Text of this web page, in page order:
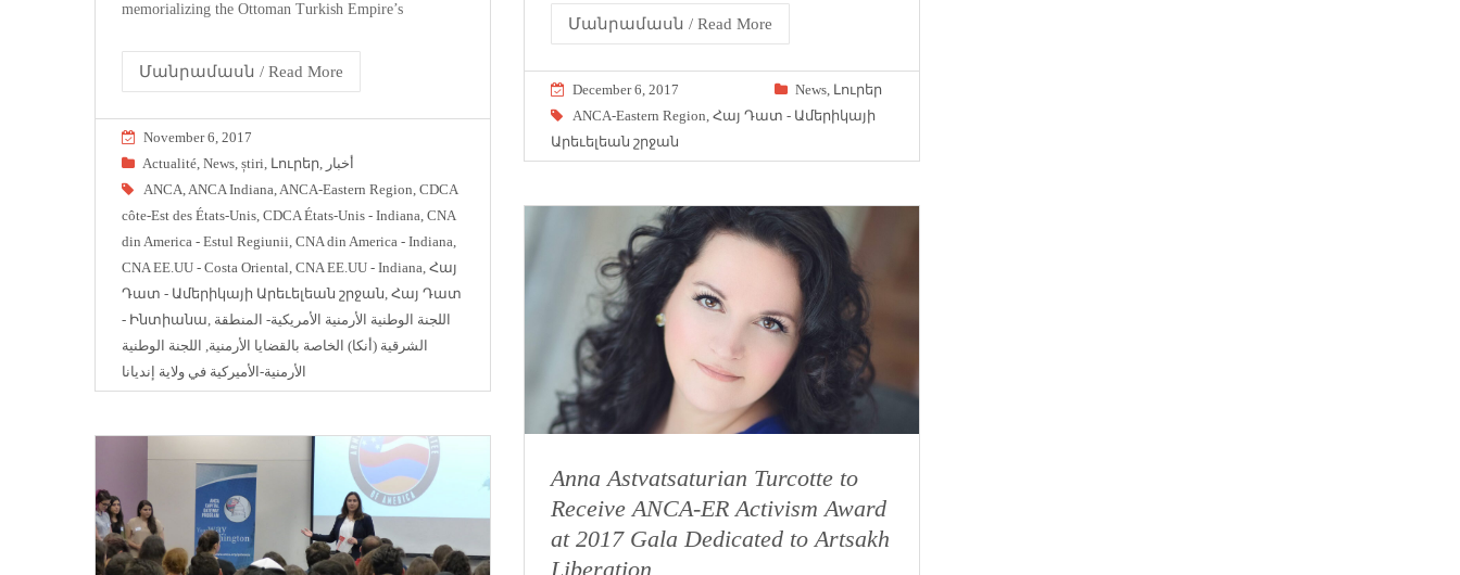
Մանրամասն / Read More
December 6, 2017 News, Լուրեր
ANCA-Eastern Region, Հայ Դատ - Ամերիկայի
Արեւելեան շրջան
memorializing the Ottoman Turkish Empire’s
Մանրամասն / Read More
November 6, 2017
Actualité, News, știri, Լուրեր, أخبار
ANCA,ANCA Indiana,ANCA-Eastern Region, CDCA
côte-Est des États-Unis, CDCA États-Unis - Indiana, CNA
din America - Estul Regiunii, CNA din America - Indiana,
CNA EE.UU - Costa Oriental, CNA EE.UU - Indiana, Հայ
Դատ - Ամերիկայի Արեւելեան շրջան, Հայ Դատ
- Ինտիանա, اللجنة الوطنية الأرمنية الأمريكية- المنطقة
الشرقية (أنكا) الخاصة بالقضايا الأرمنية, اللجنة الوطنية
الأرمنية-الأميركية في ولاية إنديانا
Anna Astvatsaturian Turcotte to
Receive ANCA-ER Activism Award
at 2017 Gala Dedicated to Artsakh
Liberation